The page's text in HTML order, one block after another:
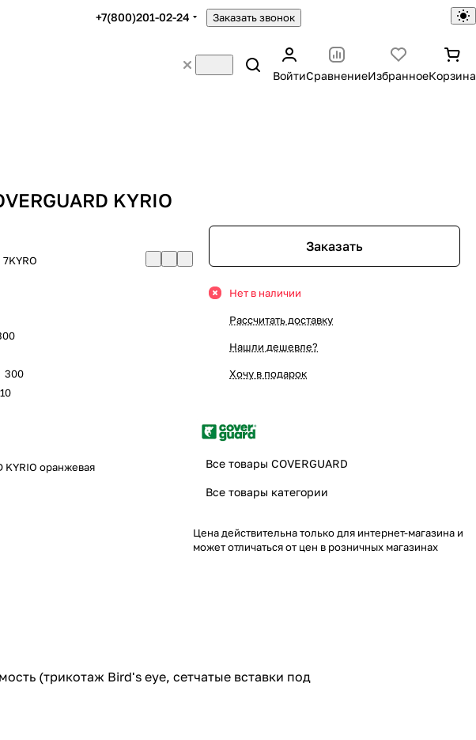
+7(800)201-02-24 Заказать звонок
ВойтиСравнениеИзбранноеКорзина
KYRIO
7KYRO
300
10
KYRIO оранжевая
Заказать
Нет в наличии
Рассчитать доставку
Нашли дешевле?
Хочу в подарок
Все товары COVERGUARD
Все товары категории
Цена действительна только для интернет-магазина и
может отличаться от цен в розничных магазинах
(трикотаж Bird's eye, сетчатые вставки под